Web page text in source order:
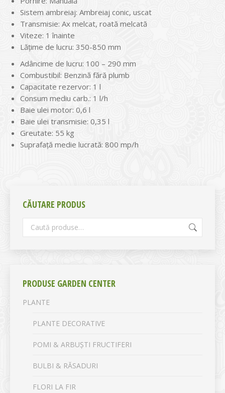
Sistem ambreiaj: Ambreiaj conic, uscat
Transmisie: Ax melcat, roată melcată
Viteze: 1 înainte
Lățime de lucru: 350-850 mm
Adâncime de lucru: 100 – 290 mm
Combustibil: Benzină fără plumb
Capacitate rezervor: 1 l
Consum mediu carb.: 1 l/h
Baie ulei motor: 0,6 l
Baie ulei transmisie: 0,35 l
Greutate: 55 kg
Suprafaţă medie lucrată: 800 mp/h
CĂUTARE PRODUS
PRODUSE GARDEN CENTER
PLANTE
PLANTE DECORATIVE
POMI & ARBUȘTI FRUCTIFERI
BULBI & RĂSADURI
FLORI LA FIR